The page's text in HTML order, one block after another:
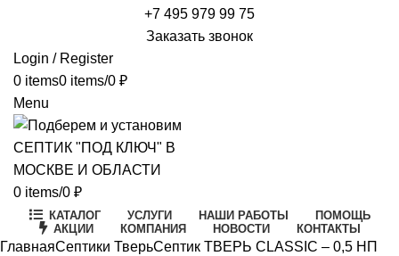
+7 495 979 99 75
Заказать звонок
Login / Register
0 items0 items/0 ₽
Menu
0 items/0 ₽
КАТАЛОГ УСЛУГИ НАШИ РАБОТЫ
ПОМОЩЬ
АКЦИИ
КОМПАНИЯ НОВОСТИ КОНТАКТЫ
ГлавнаяСептики ТверьСептик ТВЕРЬ CLASSIC – 0,5 НП